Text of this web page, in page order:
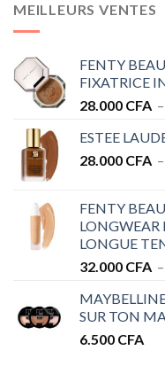
MEILLEURS VENTES
FENTY
FIXATRICE
28.000 CFA –
ESTEE
28.000 CFA –
FENTY
LONGUE
32.000 CFA –
SUR TON
6.500 CFA